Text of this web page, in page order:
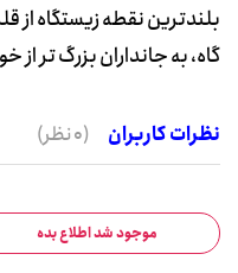
بلندترین نقطه زیستگاه
گاه، به جانداران بزرگ تر
نظرات کاربران (0 نظر)
موجود شد اطلاع بده